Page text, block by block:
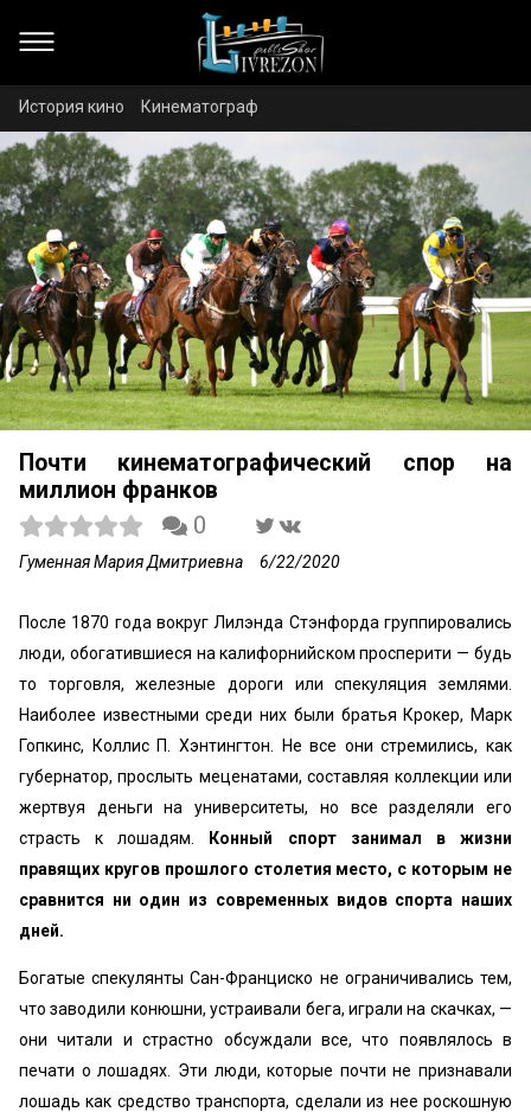
История кино Кинематограф
Почти кинематографический спор на
миллион франков
0
Гуменная Мария Дмитриевна 6/22/2020
После 1870 года вокруг Лилэнда Стэнфорда группировались
люди, обогатившиеся на калифорнийском просперити — будь
то торговля, железные дороги или спекуляция землями.
Наиболее известными среди них были братья Крокер, Марк
Гопкинс, Коллис П. Хэнтингтон. Не все они стремились, как
губернатор, прослыть меценатами, составляя коллекции или
жертвуя деньги на университеты, но все разделяли его
страсть к лошадям.
Конный спорт занимал в жизни
правящих кругов прошлого столетия место, с которым не
сравнится ни один из современных видов спорта наших
дней.
Богатые спекулянты Сан-Франциско не ограничивались тем,
что заводили конюшни, устраивали бега, играли на скачках, —
они читали и страстно обсуждали все, что появлялось в
печати о лошадях. Эти люди, которые почти не признавали
лошадь как средство транспорта, сделали из нее роскошную